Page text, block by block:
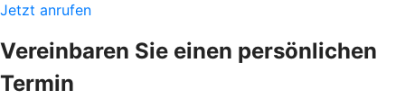
Jetzt anrufen
Vereinbaren Sie einen persönlichen
Termin